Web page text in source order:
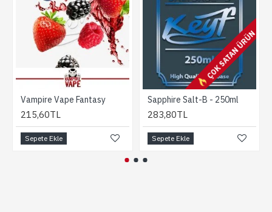
Vampire Vape Fantasy
215,60TL
Sepete Ekle
ÇOK SATAN ÜRÜN
Sapphire Salt-B - 250ml
283,80TL
Sepete Ekle